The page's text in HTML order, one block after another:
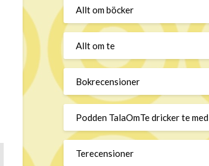
Allt om böcker
Allt om te
Bokrecensioner
Podden TalaOmTe dricker te med
Terecensioner